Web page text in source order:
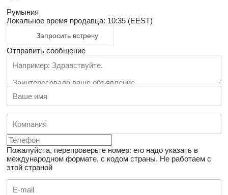
Румыния
Локальное время продавца: 10:35 (EEST)
Запросить встречу
Отправить сообщение
Пожалуйста, перепроверьте номер: его надо указать в
международном формате, с кодом страны. Не работаем с
этой страной